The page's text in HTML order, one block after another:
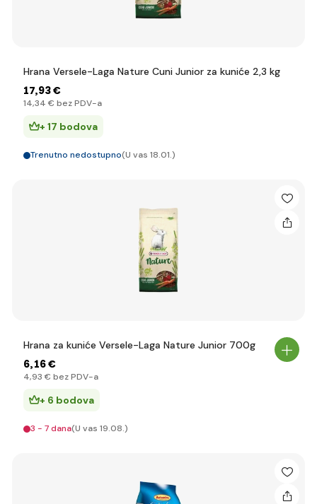
Hrana Versele-Laga Nature Cuni Junior za kuniće 2,3 kg
17,93 €
14,34 € bez PDV-a
+ 17 bodova
Trenutno nedostupno(U vas 18.01.)
Hrana za kuniće Versele-Laga Nature Junior 700g
6,16 €
4,93 € bez PDV-a
+ 6 bodova
3 - 7 dana(U vas 19.08.)